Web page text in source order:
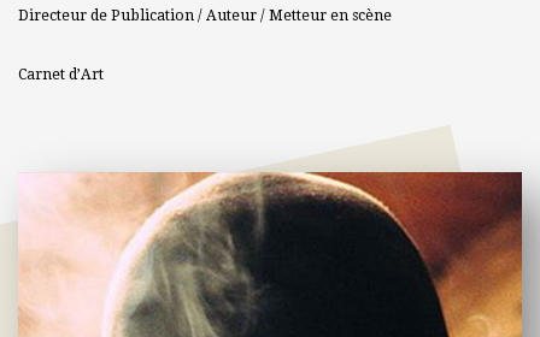
Directeur de Publication / Auteur / Metteur en scène
Carnet d’Art